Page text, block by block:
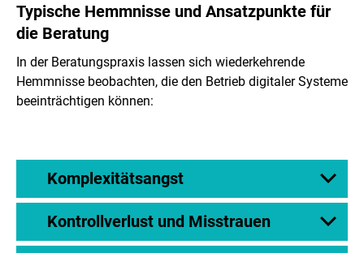
Typische Hemmnisse und Ansatzpunkte für
die Beratung
In der Beratungspraxis lassen sich wiederkehrende
Hemmnisse beobachten, die den Betrieb digitaler Systeme
beeinträchtigen können:
Komplexitätsangst
Kontrollverlust und Misstrauen